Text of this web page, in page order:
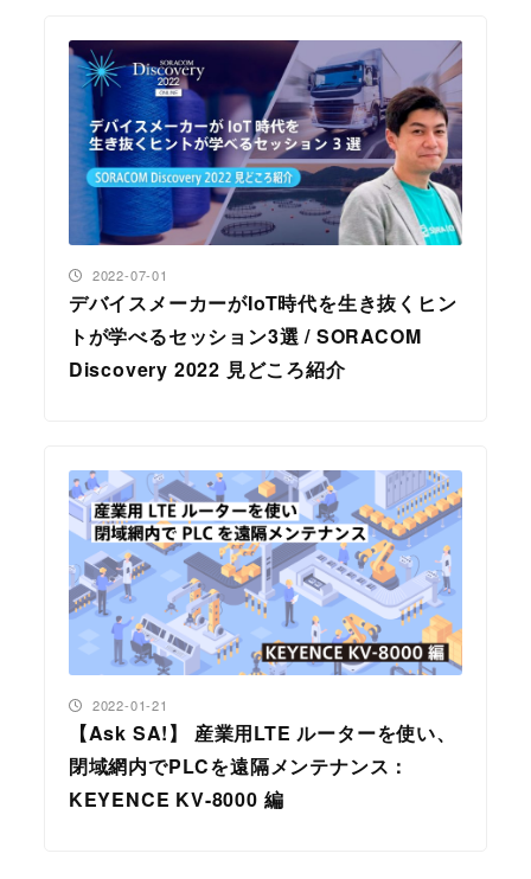
デバイスメーカーがIoT時代を生き抜くヒン
トが学べるセッション3選 / SORACOM
Discovery 2022 見どころ紹介
投稿日
2022-07-01
【Ask SA!】 産業用LTE ルーターを使い、
閉域網内でPLCを遠隔メンテナンス：
KEYENCE KV-8000 編
投稿日
2022-01-21